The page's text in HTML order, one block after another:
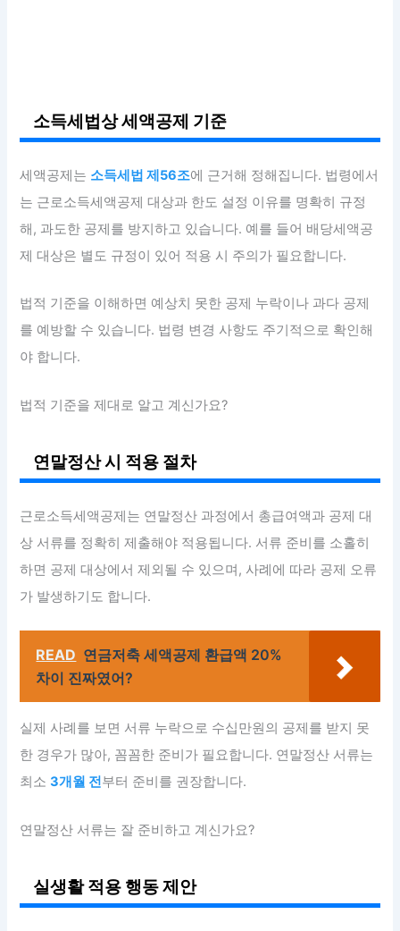
소득세법상 세액공제 기준
세액공제는 소득세법 제56조에 근거해 정해집니다. 법령에서
는 근로소득세액공제 대상과 한도 설정 이유를 명확히 규정
해, 과도한 공제를 방지하고 있습니다. 예를 들어 배당세액공
제 대상은 별도 규정이 있어 적용 시 주의가 필요합니다.
법적 기준을 이해하면 예상치 못한 공제 누락이나 과다 공제
를 예방할 수 있습니다. 법령 변경 사항도 주기적으로 확인해
야 합니다.
법적 기준을 제대로 알고 계신가요?
연말정산 시 적용 절차
근로소득세액공제는 연말정산 과정에서 총급여액과 공제 대
상 서류를 정확히 제출해야 적용됩니다. 서류 준비를 소홀히
하면 공제 대상에서 제외될 수 있으며, 사례에 따라 공제 오류
가 발생하기도 합니다.
READ 연금저축 세액공제 환급액 20%
차이 진짜였어?
실제 사례를 보면 서류 누락으로 수십만원의 공제를 받지 못
한 경우가 많아, 꼼꼼한 준비가 필요합니다. 연말정산 서류는
최소3개월 전부터 준비를 권장합니다.
연말정산 서류는 잘 준비하고 계신가요?
실생활 적용 행동 제안